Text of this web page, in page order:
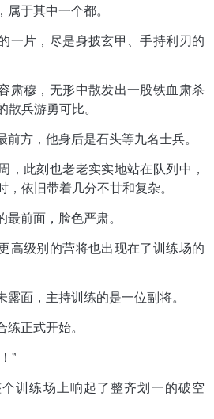
于其中一个都。
一片，尽是身披玄甲、手持利刃的
肃穆，无形中散发出一股铁血肃杀
兵游勇可比。
方，他身后是石头等九名士兵。
，此刻也老老实实地站在队列中，
依旧带着几分不甘和复杂。
前面，脸色严肃。
高级别的营将也出现在了训练场的
面，主持训练的是一位副将。
正式开始。
”
训练场上响起了整齐划一的破空